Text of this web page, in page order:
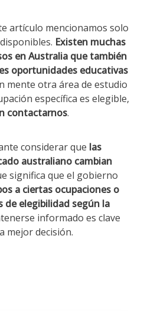
artículo mencionamos solo
Existen muchas
en Australia que también
oportunidades educativas
mente otra área de estudio
específica es elegible,
contactarnos.
considerar que las
australiano cambian
significa que el gobierno
a ciertas ocupaciones o
elegibilidad según la
informado es clave
mejor decisión.